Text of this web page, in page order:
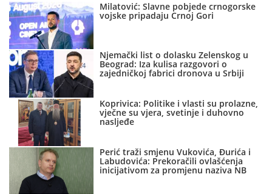
Milatović: Slavne pobjede crnogorske
vojske pripadaju Crnoj Gori
Njemački list o dolasku Zelenskog u
Beograd: Iza kulisa razgovori o
zajedničkoj fabrici dronova u Srbiji
Koprivica: Politike i vlasti su prolazne,
vječne su vjera, svetinje i duhovno
nasljeđe
Perić traži smjenu Vukovića, Đurića i
Labudovića: Prekoračili ovlašćenja
inicijativom za promjenu naziva NB